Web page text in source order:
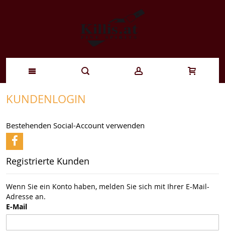
Zum
springen
KUNDENLOGIN
Bestehenden Social-Account verwenden
Registrierte Kunden
Wenn Sie ein Konto haben, melden Sie sich mit Ihrer E-Mail-
Adresse an.
E-Mail